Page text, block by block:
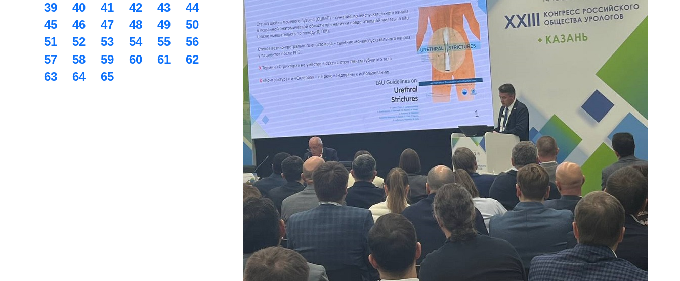
39
40 41 42 43
44
45
46 47 48 49
50
51
52 53 54 55
56
57
58 59 60 61
62
63
64 65